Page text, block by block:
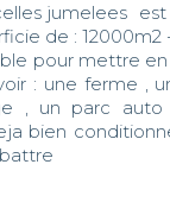
jumelees
de :
pour mettre
: une ferme ,
, un parc
bien